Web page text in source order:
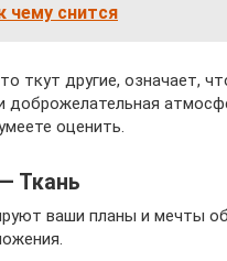
чему снится
ткут другие, означает,
доброжелательная
оценить.
Ткань
ваши планы и мечты